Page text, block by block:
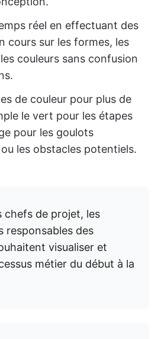
réel en effectuant des
cours sur les formes, les
couleurs sans confusion
de couleur pour plus de
le vert pour les étapes
pour les goulots
les obstacles potentiels.
chefs de projet, les
responsables des
visualiser et
métier du début à la